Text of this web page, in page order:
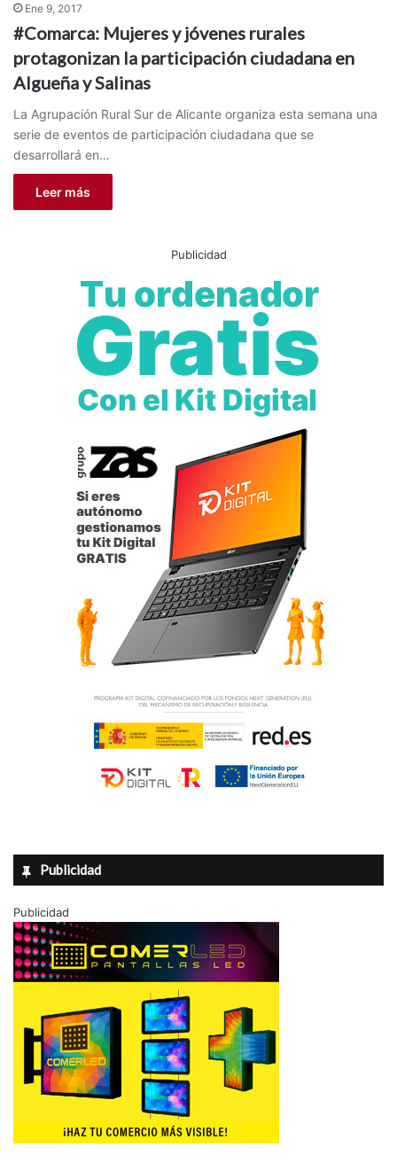
Ene 9, 2017
#Comarca: Mujeres y jóvenes rurales
protagonizan la participación ciudadana en
Algueña y Salinas
La Agrupación Rural Sur de Alicante organiza esta semana una
serie de eventos de participación ciudadana que se
desarrollará en…
Leer más
Publicidad
Publicidad
Publicidad